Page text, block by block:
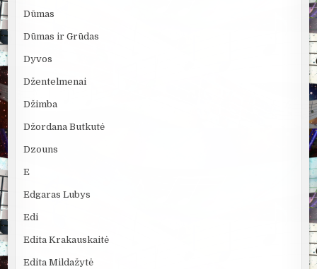
Dūmas
Dūmas ir Grūdas
Dyvos
Džentelmenai
Džimba
Džordana Butkutė
Dzouns
E
Edgaras Lubys
Edi
Edita Krakauskaitė
Edita Mildažytė